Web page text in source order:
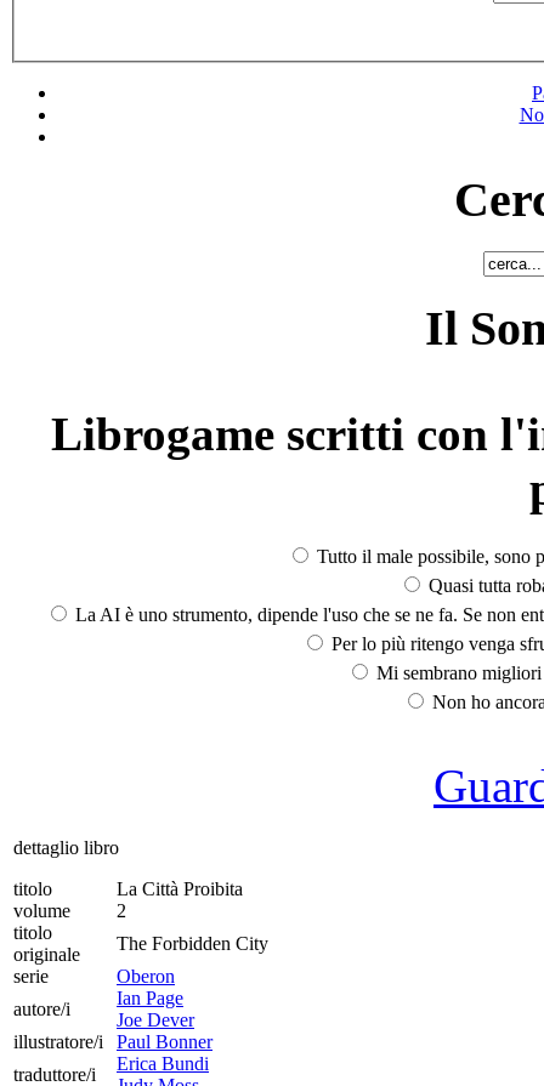
Il
Librogame scritti con
Tutto il male possibile, sono
Quasi tutta
La AI è uno strumento, dipende l'uso che se ne fa. Se non
Per lo più ritengo venga
Mi sembrano
Non ho
dettaglio libro
titolo
La Città Proibita
volume
2
titolo
originale
The Forbidden City
serie
Oberon
autore/i
Ian Page
Joe Dever
illustratore/i
Paul Bonner
traduttore/i
Erica Bundi